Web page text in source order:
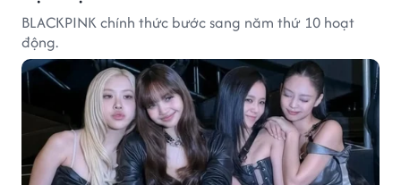
BLACKPINK chính thức bước sang năm thứ 10 hoạt
động.